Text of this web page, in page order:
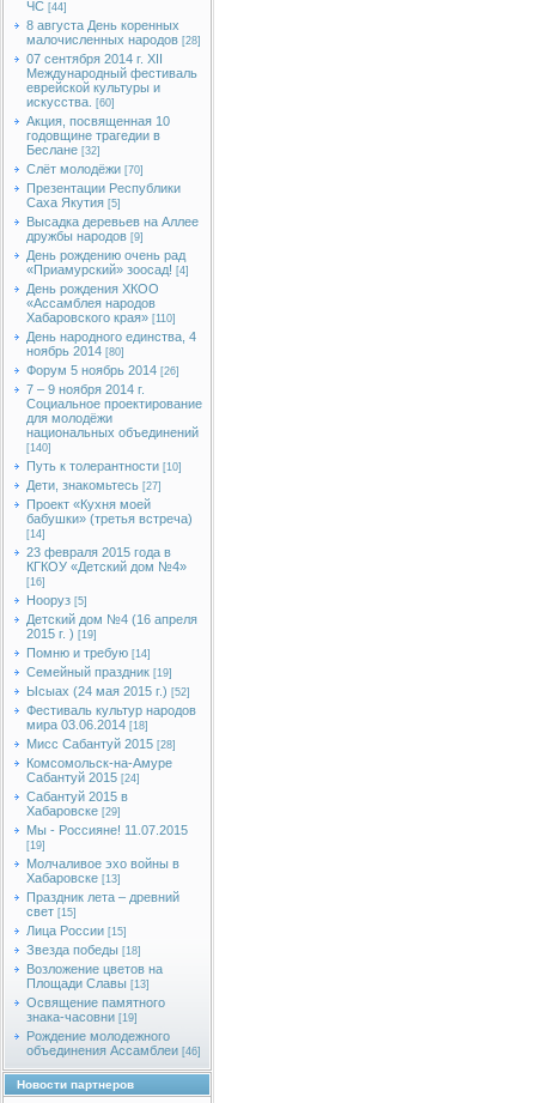
ЧС [44]
8 августа День коренных
малочисленных народов [28]
07 сентября 2014 г. XII
Международный фестиваль
еврейской культуры и
искусства.
[60]
Акция, посвященная 10
годовщине трагедии в
Беслане [32]
Слёт молодёжи [70]
Презентации Республики
Саха Якутия [5]
Высадка деревьев на Аллее
дружбы народов [9]
День рождению очень рад
«Приамурский» зоосад! [4]
День рождения ХКОО
«Ассамблея народов
Хабаровского края» [110]
День народного единства, 4
ноябрь 2014 [80]
Форум 5 ноябрь 2014 [26]
7 – 9 ноября 2014 г.
Социальное проектирование
для молодёжи
национальных объединений
[140]
Путь к толерантности [10]
Дети, знакомьтесь [27]
Проект «Кухня моей
бабушки» (третья встреча)
[14]
23 февраля 2015 года в
КГКОУ «Детский дом №4»
[16]
Нооруз [5]
Детский дом №4 (16 апреля
2015 г. ) [19]
Помню и требую [14]
Семейный праздник [19]
Ысыах (24 мая 2015 г.) [52]
Фестиваль культур народов
мира 03.06.2014 [18]
Мисс Сабантуй 2015 [28]
Комсомольск-на-Амуре
Сабантуй 2015 [24]
Сабантуй 2015 в
Хабаровске [29]
Мы - Россияне! 11.07.2015
[19]
Молчаливое эхо войны в
Хабаровске [13]
Праздник лета – древний
свет [15]
Лица России [15]
Звезда победы [18]
Возложение цветов на
Площади Славы [13]
Освящение памятного
знака-часовни [19]
Рождение молодежного
объединения Ассамблеи [46]
Новости партнеров